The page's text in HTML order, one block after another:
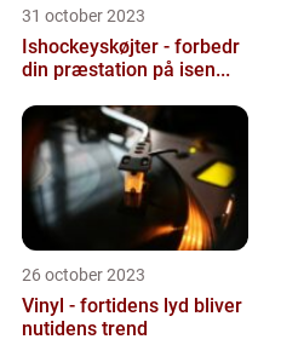
31 october 2023
Ishockeyskøjter - forbedr
din præstation på isen...
26 october 2023
Vinyl - fortidens lyd bliver
nutidens trend